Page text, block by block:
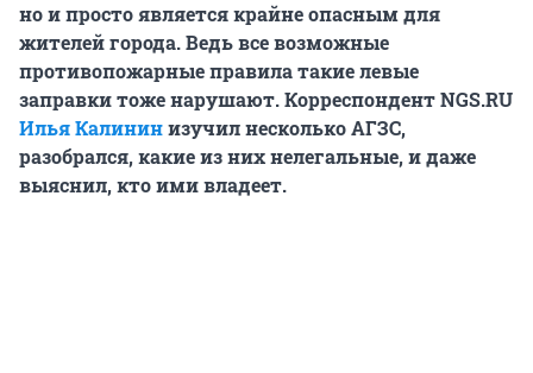
но и просто является крайне опасным для
жителей города. Ведь все возможные
противопожарные правила такие левые
заправки тоже нарушают. КорреспондентNGS.RU
Илья Калининизучил несколько АГЗС,
разобрался, какие из них нелегальные, и даже
выяснил, кто ими владеет.